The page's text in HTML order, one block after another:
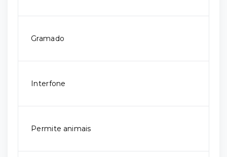
Gramado
Interfone
Permite animais